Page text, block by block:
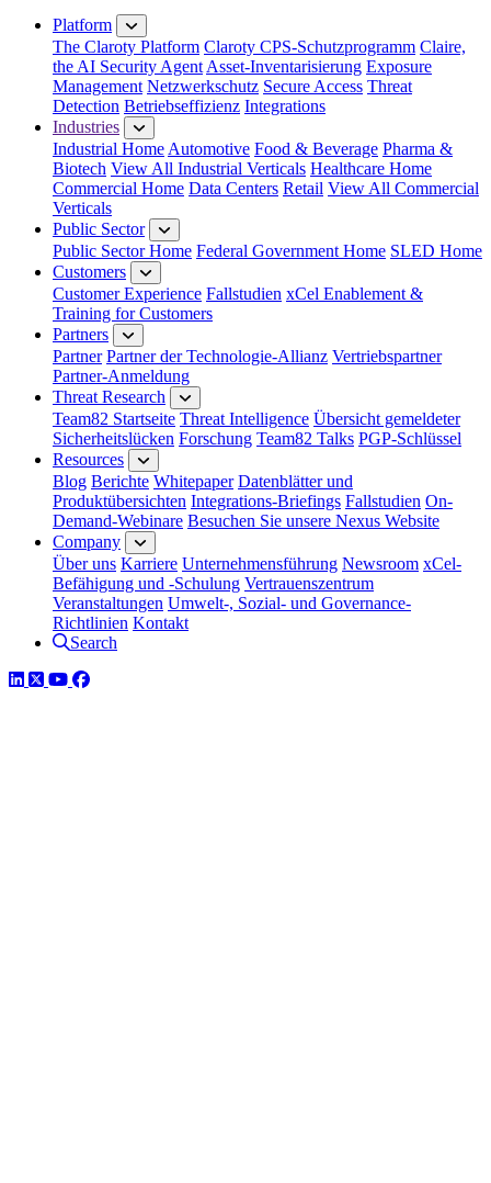
Platform
The Claroty Platform Claroty CPS-Schutzprogramm Claire,
the AI Security AgentAsset-Inventarisierung Exposure
Management Netzwerkschutz Secure Access Threat
Detection Betriebseffizienz Integrations
Industries
Industrial HomeAutomotive Food & Beverage Pharma &
Biotech View All Industrial Verticals Healthcare Home
Commercial Home Data Centers Retail View All Commercial
Verticals
Public Sector
Public Sector Home Federal Government Home SLED Home
Customers
Customer Experience Fallstudien xCel Enablement &
Training for Customers
Partners
Partner Partner der Technologie-Allianz Vertriebspartner
Partner-Anmeldung
Threat Research
Team82 Startseite Threat Intelligence Übersicht gemeldeter
Sicherheitslücken Forschung Team82 Talks PGP-Schlüssel
Resources
Blog Berichte Whitepaper Datenblätter und
Produktübersichten Integrations-Briefings Fallstudien On-
Demand-Webinare Besuchen Sie unsere Nexus Website
Company
Über uns Karriere Unternehmensführung Newsroom xCel-
Befähigung und -Schulung Vertrauenszentrum
Veranstaltungen Umwelt-, Sozial- und Governance-
Richtlinien Kontakt
Search
LinkedIn
TwitterYouTube
Facebook